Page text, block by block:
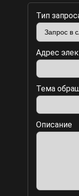
Тип
Адрес
Тема
Описание